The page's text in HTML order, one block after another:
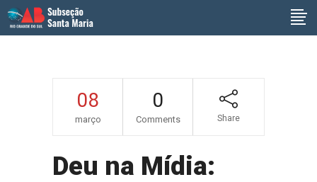
08
março
0
Comments Share
Deu na Mídia: